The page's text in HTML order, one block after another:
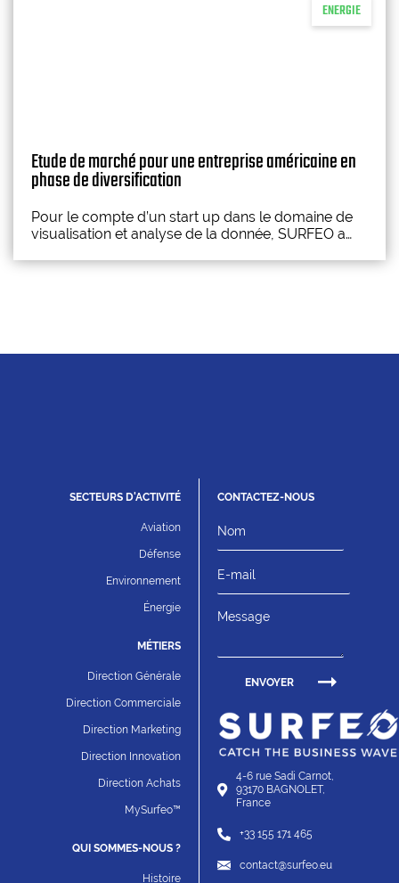
ENERGIE
Etude de marché pour une entreprise américaine en
phase de diversification
Pour le compte d’un start up dans le domaine de
visualisation et analyse de la donnée, SURFEO a
positionnement et création d’offre.
4-6 rue Sadi Carnot,
93170 BAGNOLET,
France
+33 155 171 465
contact@surfeo.eu
CONTACTEZ-NOUS
Nom
E-
mail
Message
SECTEURS D'ACTIVITÉ
Aviation
Défense
Environnement
Énergie
MÉTIERS
Direction Générale
Direction Commerciale
Direction Marketing
Direction Innovation
Direction Achats
MySurfeo™
QUI SOMMES-NOUS ?
Histoire